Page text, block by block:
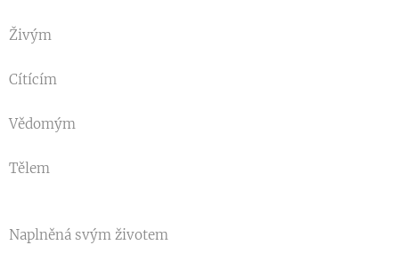
Živým
Cítícím
Vědomým
Tělem
Naplněná svým životem